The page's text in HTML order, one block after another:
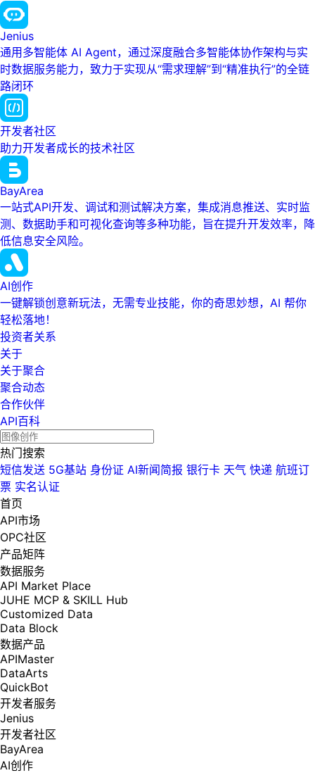
Jenius
通用多智能体 AI Agent，通过深度融合多智能体协作架构与实
时数据服务能力，致力于实现从“需求理解”到“精准执行”的全链
路闭环
开发者社区
助力开发者成长的技术社区
BayArea
一站式API开发、调试和测试解决方案，集成消息推送、实时监
测、数据助手和可视化查询等多种功能，旨在提升开发效率，降
低信息安全风险。
AI创作
一键解锁创意新玩法，无需专业技能，你的奇思妙想，AI 帮你
轻松落地！
投资者关系
关于
关于聚合
聚合动态
合作伙伴
API百科
热门搜索
短信发送 5G基站 身份证 AI新闻简报 银行卡 天气 快递 航班订
票 实名认证
首页
API市场
OPC社区
产品矩阵
数据服务
API Market Place
JUHE MCP & SKILL Hub
Customized Data
Data Block
数据产品
APIMaster
DataArts
QuickBot
开发者服务
Jenius
开发者社区
BayArea
AI创作